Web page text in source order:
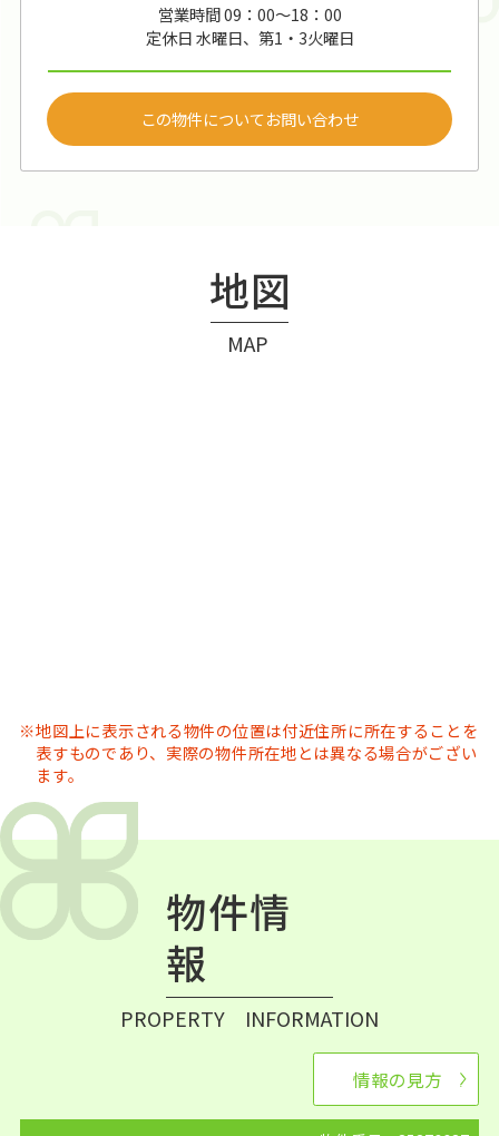
営業時間 09：00～18：00
定休日 水曜日、第1・3火曜日
この物件についてお問い合わせ
地図
MAP
地図上に表示される物件の位置は付近住所に所在することを
表すものであり、実際の物件所在地とは異なる場合がござい
ます。
物件情
報
PROPERTY INFORMATION
情報の見方